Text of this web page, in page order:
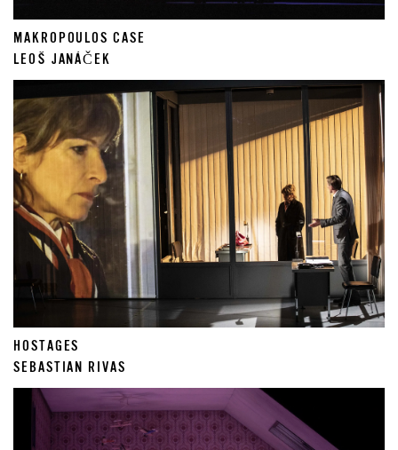
MAKROPOULOS CASE
LEOŠ JANÁČEK
HOSTAGES
SEBASTIAN RIVAS